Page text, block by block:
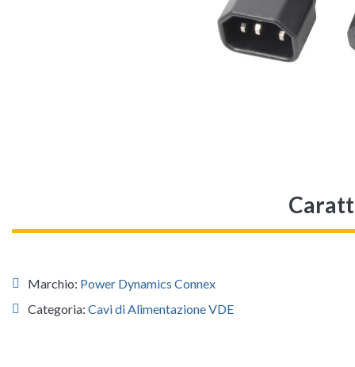
Marchio: Power Dynamics Connex
Categoria: Cavi di Alimentazione VDE